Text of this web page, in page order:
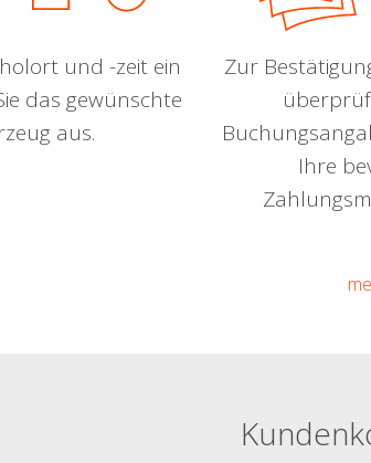
und -zeit ein
das gewünschte
aus.
Zur
Ihre